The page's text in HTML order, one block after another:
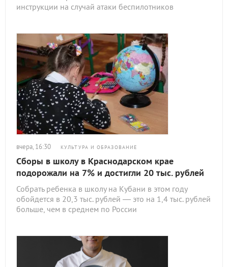
инструкции на случай атаки беспилотников
вчера, 16:30 КУЛЬТУРА И ОБРАЗОВАНИЕ
Сборы в школу в Краснодарском крае
подорожали на 7% и достигли 20 тыс. рублей
Собрать ребенка в школу на Кубани в этом году
обойдется в 20,3 тыс. рублей — это на 1,4 тыс. рублей
больше, чем в среднем по России